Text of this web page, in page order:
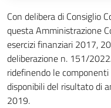
Descrizione completa
Con delibera di Consiglio
questa Amministrazione
esercizi finanziari 2017,
deliberazione n. 151/
ridefinendo le
disponibili del risultato di
2019.